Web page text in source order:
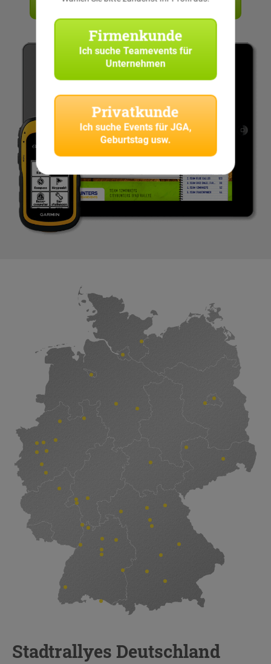
Angebot anfordern
Stadtrallyes Deutschland
Firmenkunde
Ich sucheTeamevents für
Unternehmen
Privatkunde
Ich suche Events für JGA,
Geburtstag usw.